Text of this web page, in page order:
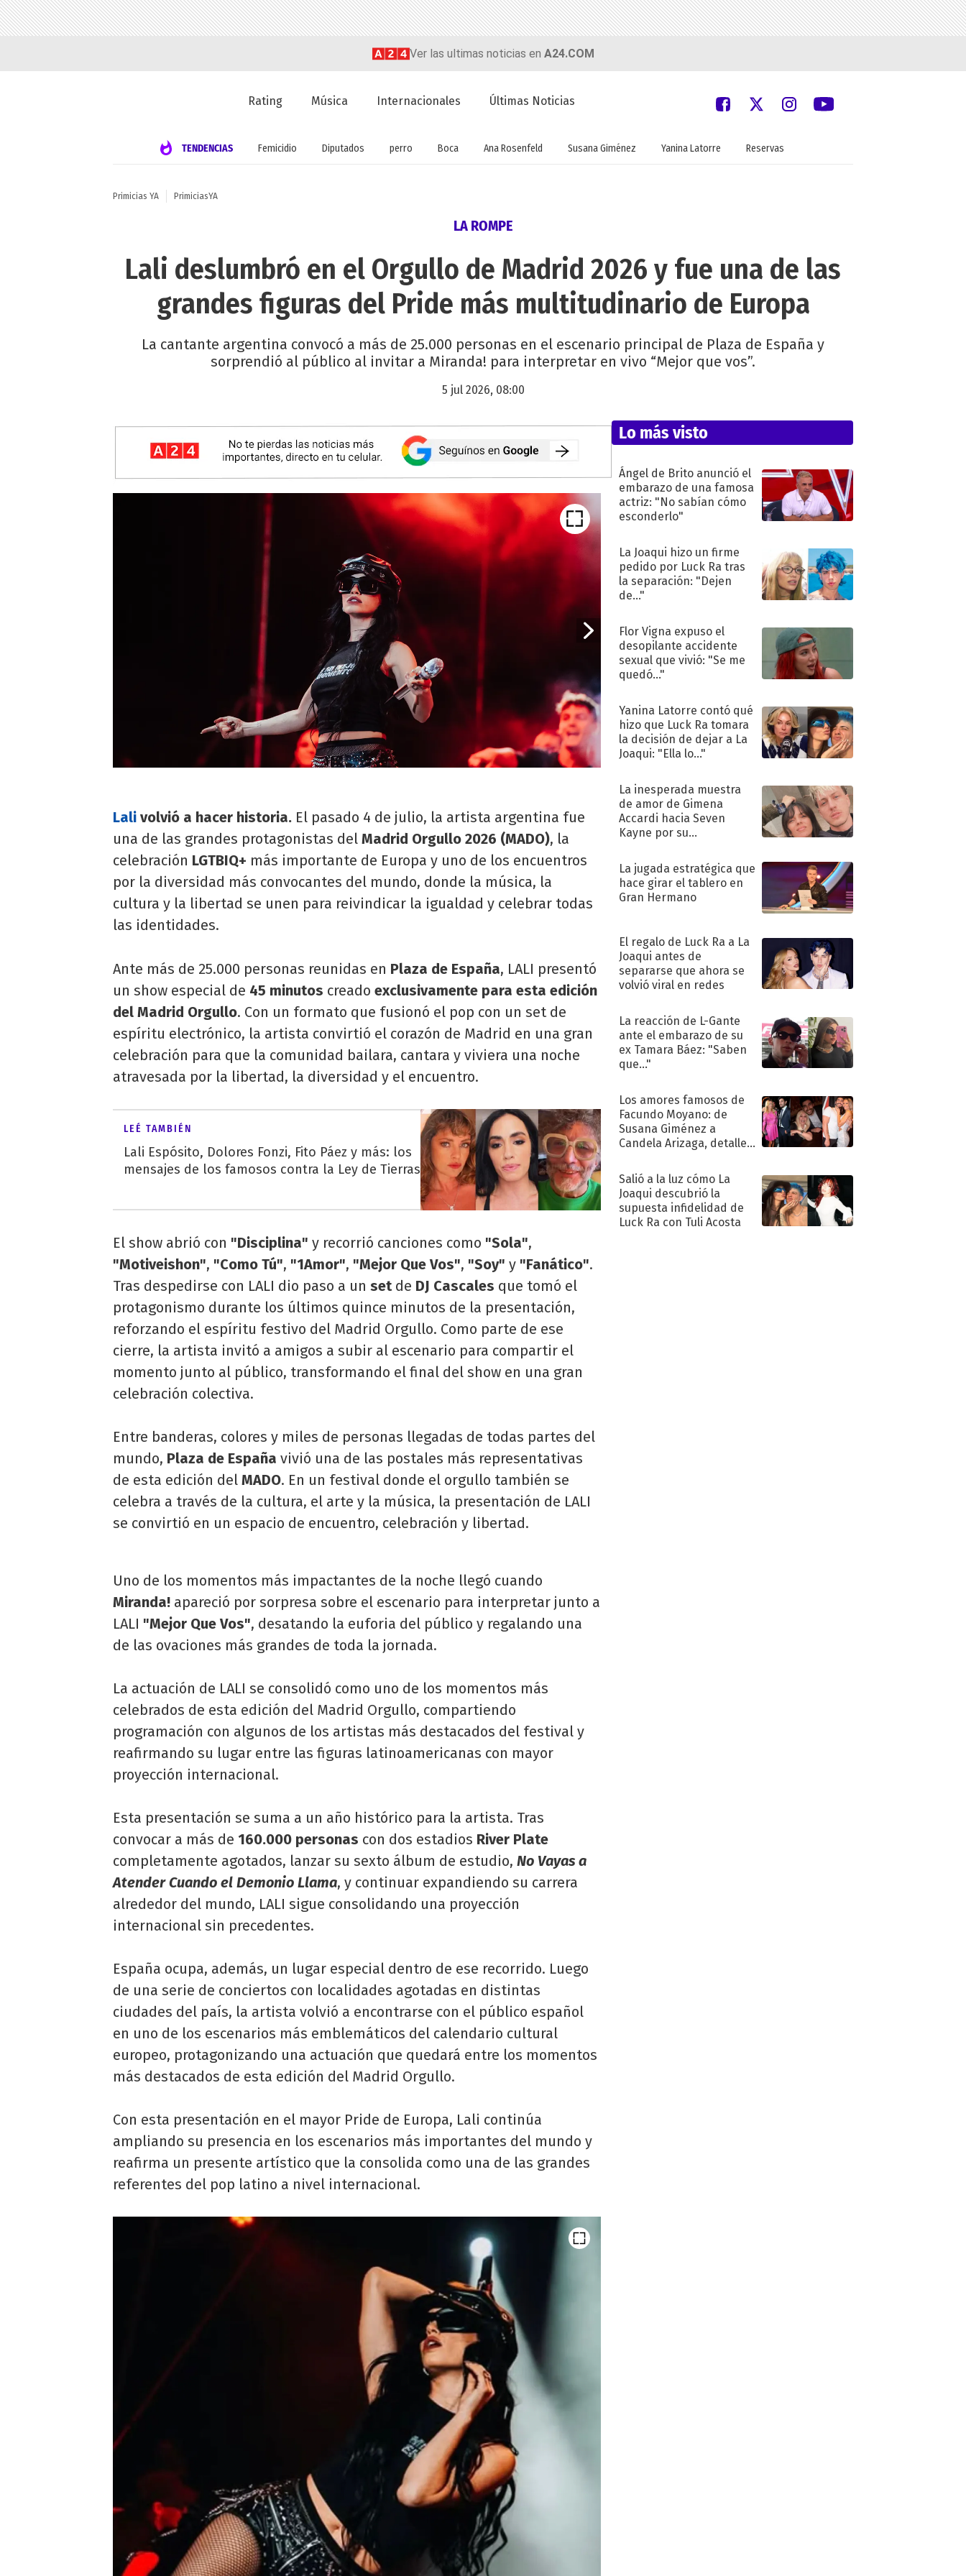
Ver las ultimas noticias en A24.COM
Rating Música Internacionales Últimas Noticias
TENDENCIAS Femicidio Diputados perro Boca Ana Rosenfeld Susana Giménez Yanina Latorre Reservas
Primicias YA PrimiciasYA
LA ROMPE
Lali deslumbró en el Orgullo de Madrid 2026 y fue una de las
grandes figuras del Pride más multitudinario de Europa
La cantante argentina convocó a más de 25.000 personas en el escenario principal de Plaza de España y
sorprendió al público al invitar a Miranda! para interpretar en vivo “Mejor que vos”.
5 jul 2026, 08:00
Lali volvió a hacer historia. El pasado 4 de julio, la artista argentina fue
una de las grandes protagonistas del Madrid Orgullo 2026 (MADO), la
celebración LGTBIQ+ más importante de Europa y uno de los encuentros
por la diversidad más convocantes del mundo, donde la música, la
cultura y la libertad se unen para reivindicar la igualdad y celebrar todas
las identidades.
Ante más de 25.000 personas reunidas en Plaza de España, LALI presentó
un show especial de 45 minutos creado exclusivamente para esta edición
del Madrid Orgullo. Con un formato que fusionó el pop con un set de
espíritu electrónico, la artista convirtió el corazón de Madrid en una gran
celebración para que la comunidad bailara, cantara y viviera una noche
atravesada por la libertad, la diversidad y el encuentro.
LEÉ TAMBIÉN
Lali Espósito, Dolores Fonzi, Fito Páez y más: los
mensajes de los famosos contra la Ley de Tierras
El show abrió con "Disciplina" y recorrió canciones como "Sola",
"Motiveishon", "Como Tú", "1Amor", "Mejor Que Vos", "Soy" y "Fanático".
Tras despedirse con LALI dio paso a un setde DJ Cascales que tomó el
protagonismo durante los últimos quince minutos de la presentación,
reforzando el espíritu festivo del Madrid Orgullo. Como parte de ese
cierre, la artista invitó a amigos a subir al escenario para compartir el
momento junto al público, transformando el final del show en una gran
celebración colectiva.
Entre banderas, colores y miles de personas llegadas de todas partes del
mundo, Plaza de España vivió una de las postales más representativas
de esta edición del MADO. En un festival donde el orgullo también se
celebra a través de la cultura, el arte y la música, la presentación de LALI
se convirtió en un espacio de encuentro, celebración y libertad.
Uno de los momentos más impactantes de la noche llegó cuando
Miranda! apareció por sorpresa sobre el escenario para interpretar junto a
LALI "Mejor Que Vos", desatando la euforia del público y regalando una
de las ovaciones más grandes de toda la jornada.
La actuación de LALI se consolidó como uno de los momentos más
celebrados de esta edición del Madrid Orgullo, compartiendo
programación con algunos de los artistas más destacados del festival y
reafirmando su lugar entre las figuras latinoamericanas con mayor
proyección internacional.
Esta presentación se suma a un año histórico para la artista. Tras
convocar a más de 160.000 personas con dos estadios River Plate
completamente agotados, lanzar su sexto álbum de estudio, No Vayas a
Atender Cuando el Demonio Llama, y continuar expandiendo su carrera
alrededor del mundo, LALI sigue consolidando una proyección
internacional sin precedentes.
España ocupa, además, un lugar especial dentro de ese recorrido. Luego
de una serie de conciertos con localidades agotadas en distintas
ciudades del país, la artista volvió a encontrarse con el público español
en uno de los escenarios más emblemáticos del calendario cultural
europeo, protagonizando una actuación que quedará entre los momentos
más destacados de esta edición del Madrid Orgullo.
Con esta presentación en el mayor Pride de Europa, Lali continúa
ampliando su presencia en los escenarios más importantes del mundo y
reafirma un presente artístico que la consolida como una de las grandes
referentes del pop latino a nivel internacional.
Lo más visto
Ángel de Brito anunció el
embarazo de una famosa
actriz: "No sabían cómo
esconderlo"
La Joaqui hizo un firme
pedido por Luck Ra tras
la separación: "Dejen
de..."
Flor Vigna expuso el
desopilante accidente
sexual que vivió: "Se me
quedó..."
Yanina Latorre contó qué
hizo que Luck Ra tomara
la decisión de dejar a La
Joaqui: "Ella lo..."
La inesperada muestra
de amor de Gimena
Accardi hacia Seven
Kayne por su
La jugada estratégica que
hace girar el tablero en
Gran Hermano
El regalo de Luck Ra a La
Joaqui antes de
separarse que ahora se
volvió viral en redes
La reacción de L-Gante
ante el embarazo de su
ex Tamara Báez: "Saben
que..."
Los amores famosos de
Facundo Moyano: de
Susana Giménez a
Candela Arizaga, detalles
sentimental
Salió a la luz cómo La
Joaqui descubrió la
supuesta infidelidad de
Luck Ra con Tuli Acosta